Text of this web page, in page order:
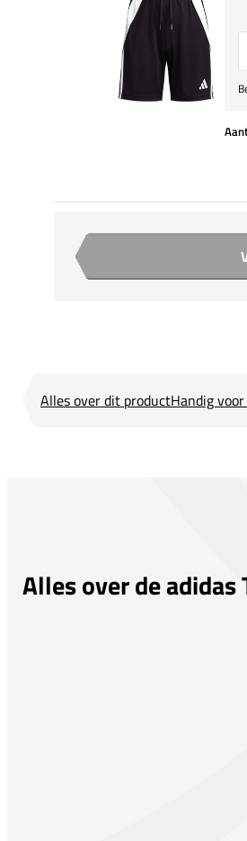
Aantal
Alles over dit productHandig
Alles over de adidas